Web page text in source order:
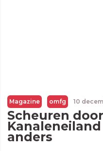
Magazine omfg 10
Scheuren
anders